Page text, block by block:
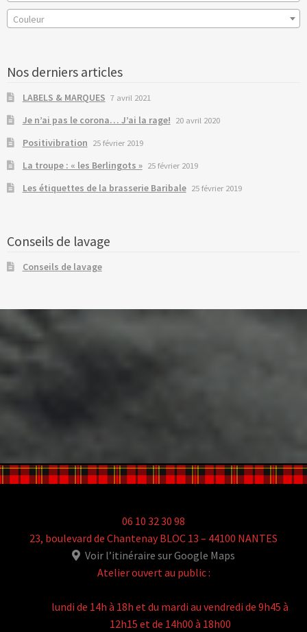
Couleur
Nos derniers articles
LABELS & MARQUES 7 avril 2021
Je n’ai pas le corona… J’ai la rage! 20 avril 2020
Positivibration 25 février 2019
La troupe : « les Berlingots » 25 février 2019
Les étiquettes de la brasserie Baribale 25 février 2019
Conseils de lavage
Conseils de lavage
06 10 32 30 98
23, boulevard de Chantenay BLOC 13 – 44100 NANTES
Voir l’itinéraire sur Google Maps
Atelier ouvert au public :
lundi de 14h à 18h et du mardi au vendredi de 9h45 à
12h15 et de 14h00 à 18h00